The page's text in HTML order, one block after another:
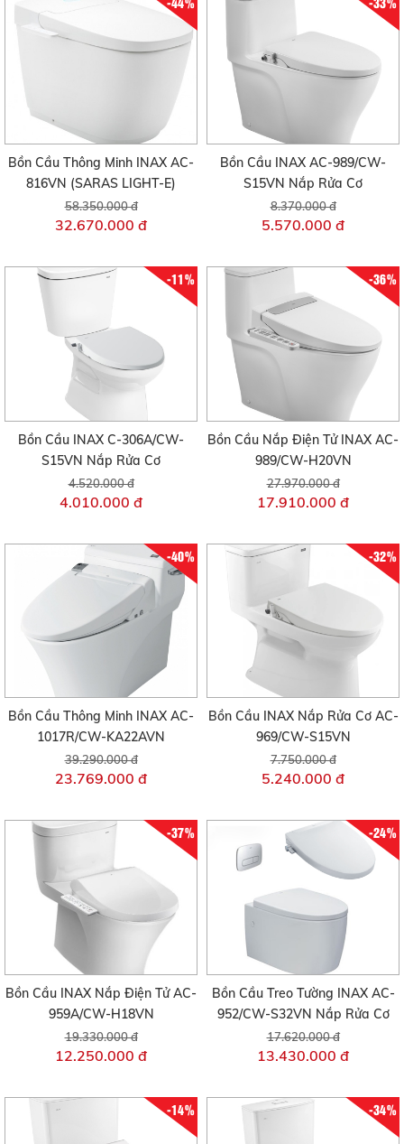
Bồn Cầu Thông Minh INAX AC-
816VN (SARAS LIGHT-E)
58.350.000 đ
32.670.000 đ
Bồn Cầu INAX AC-989/CW-
S15VN Nắp Rửa Cơ
8.370.000 đ
5.570.000 đ
-11%
Bồn Cầu INAX C-306A/CW-
S15VN Nắp Rửa Cơ
4.520.000 đ
4.010.000 đ
-36%
Bồn Cầu Nắp Điện Tử INAX AC-
989/CW-H20VN
27.970.000 đ
17.910.000 đ
-40%
Bồn Cầu Thông Minh INAX AC-
1017R/CW-KA22AVN
39.290.000 đ
23.769.000 đ
-32%
Bồn Cầu INAX Nắp Rửa Cơ AC-
969/CW-S15VN
7.750.000 đ
5.240.000 đ
-37%
Bồn Cầu INAX Nắp Điện Tử AC-
959A/CW-H18VN
19.330.000 đ
12.250.000 đ
-24%
Bồn Cầu Treo Tường INAX AC-
952/CW-S32VN Nắp Rửa Cơ
17.620.000 đ
13.430.000 đ
-14% -34%